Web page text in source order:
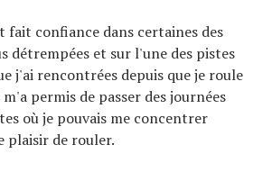
fait confiance dans certaines des
détrempées et sur l'une des pistes
j'ai rencontrées depuis que je roule
permis de passer des journées
où je pouvais me concentrer
plaisir de rouler.